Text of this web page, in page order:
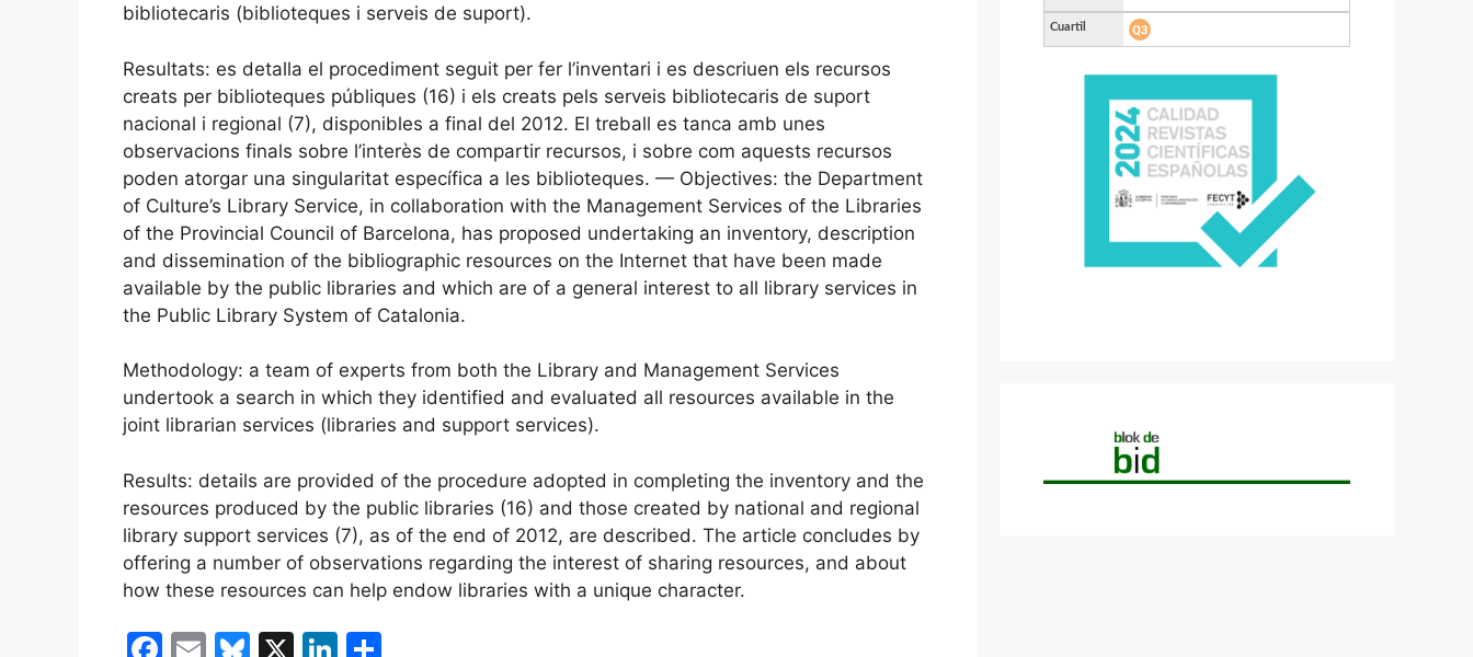
bibliotecaris (biblioteques i serveis de suport).
Resultats: es detalla el procediment seguit per fer l’inventari i es descriuen els recursos
creats per biblioteques públiques (16) i els creats pels serveis bibliotecaris de suport
nacional i regional (7), disponibles a final del 2012. El treball es tanca amb unes
observacions finals sobre l’interès de compartir recursos, i sobre com aquests recursos
poden atorgar una singularitat específica a les biblioteques. — Objectives: the Department
of Culture’s Library Service, in collaboration with the Management Services of the Libraries
of the Provincial Council of Barcelona, has proposed undertaking an inventory, description
and dissemination of the bibliographic resources on the Internet that have been made
available by the public libraries and which are of a general interest to all library services in
the Public Library System of Catalonia.
Methodology: a team of experts from both the Library and Management Services
undertook a search in which they identified and evaluated all resources available in the
joint librarian services (libraries and support services).
Results: details are provided of the procedure adopted in completing the inventory and the
resources produced by the public libraries (16) and those created by national and regional
library support services (7), as of the end of 2012, are described. The article concludes by
offering a number of observations regarding the interest of sharing resources, and about
how these resources can help endow libraries with a unique character.